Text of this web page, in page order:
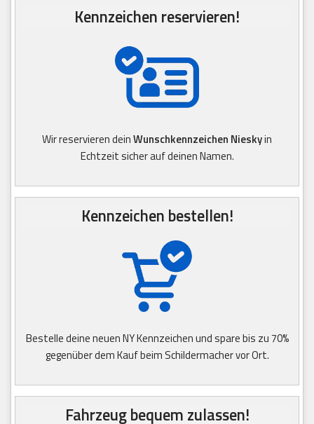
Kennzeichen reservieren!
Wir reservieren deinWunschkennzeichen Nieskyin
Echtzeit sicher auf deinen Namen.
Kennzeichen bestellen!
Bestelle deine neuen NY Kennzeichen und spare bis zu 70%
gegenüber dem Kauf beim Schildermacher vor Ort.
Fahrzeug bequem zulassen!